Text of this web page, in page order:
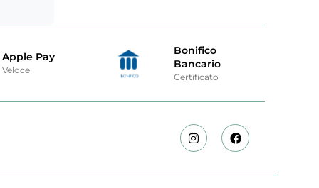
Apple Pay
Veloce
Bonifico
Bancario
Certificato